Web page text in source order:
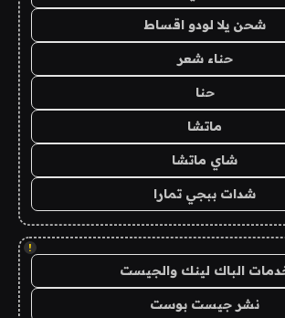
شحن يلا لودو اقساط
حناء شعر
حنا
ماتشا
شاي ماتشا
شدات ببجي تمارا
!
الباك لينك والجيست
نشر جيست بوست